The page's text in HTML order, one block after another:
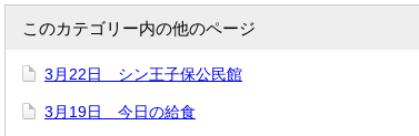
このカテゴリー内の他のページ
3月22日 シン王子保公民館
3月19日 今日の給食